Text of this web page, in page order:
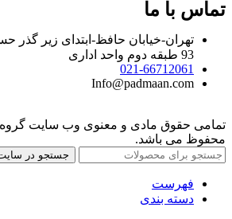
تماس با ما
تهران-خیابان حافظ-ابتدای زیر
93 طبقه دوم واحد اداری
021-66712061
Info@padmaan.com
تمامی حقوق مادی و معنوی وب سایت گروه
محفوظ می باشد.
جستجو در
فهرست
دسته بندی